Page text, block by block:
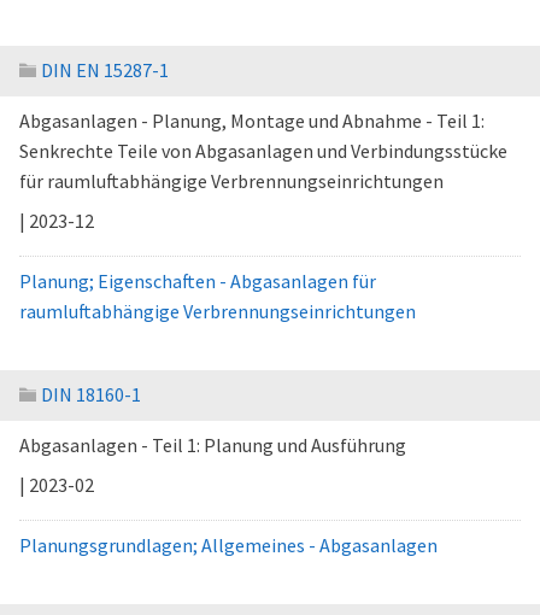
DIN EN 15287-1
Abgasanlagen - Planung, Montage und Abnahme - Teil 1:
Senkrechte Teile von Abgasanlagen und Verbindungsstücke
für raumluftabhängige Verbrennungseinrichtungen
| 2023-12
Planung; Eigenschaften - Abgasanlagen für
raumluftabhängige Verbrennungseinrichtungen
DIN 18160-1
Abgasanlagen - Teil 1: Planung und Ausführung
| 2023-02
Planungsgrundlagen; Allgemeines - Abgasanlagen